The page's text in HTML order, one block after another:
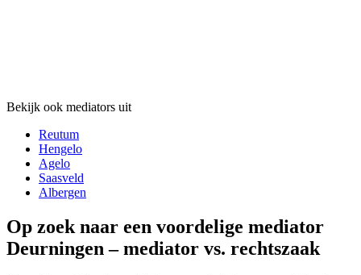
Bekijk ook mediators uit
Reutum
Hengelo
Agelo
Saasveld
Albergen
Op zoek naar een voordelige mediator
Deurningen – mediator vs. rechtszaak